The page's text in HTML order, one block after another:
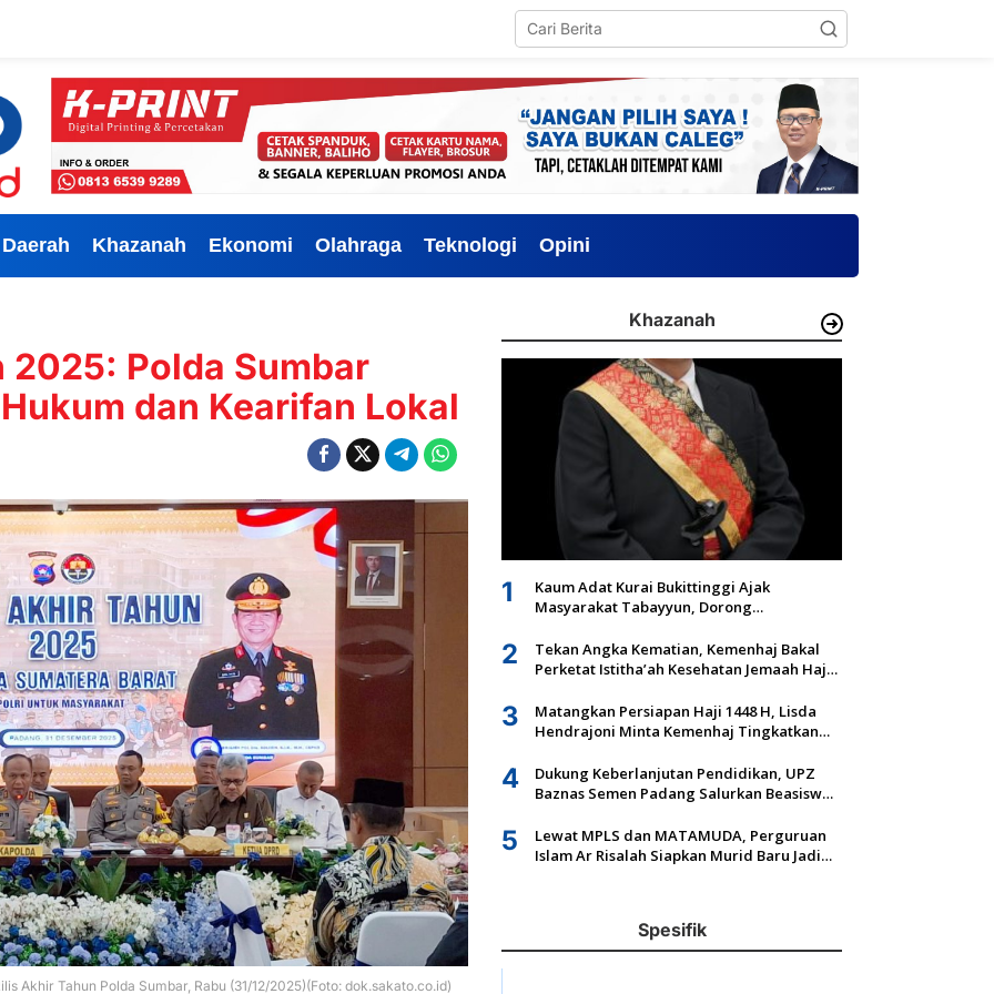
Daerah Khazanah Ekonomi Olahraga Teknologi Opini
Polda Sumbar
dan Kearifan Lokal
Akhir Tahun Polda Sumbar, Rabu (31/12/2025)(Foto: dok.sakato.co.id)
Khazanah
1
Kaum Adat Kurai Bukittinggi Ajak
Masyarakat Tabayyun, Dorong
Ulayat
2
Tekan Angka Kematian, Kemenhaj Bakal
Perketat Istitha’ah Kesehatan Jemaah Haji
3
Matangkan Persiapan Haji 1448 H, Lisda
Hendrajoni Minta Kemenhaj Tingkatkan
4
Dukung Keberlanjutan Pendidikan, UPZ
Baznas Semen Padang Salurkan Beasiswa
5
Lewat MPLS dan MATAMUDA, Perguruan
Islam Ar Risalah Siapkan Murid Baru Jadi
Spesifik